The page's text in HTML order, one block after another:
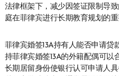
法律框架下，减少因签证限制导
庭在菲律宾进行长期教育规划的重
菲律宾婚签13A持有人能否申请贷
持菲律宾婚签13A的外籍配偶可以
长期居留身份使银行认可申请人